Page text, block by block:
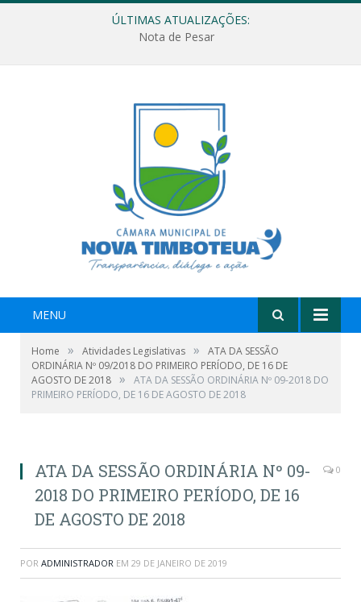
ÚLTIMAS ATUALIZAÇÕES:
Nota de Pesar
MENU
Home » Atividades Legislativas »
ATA DA SESSÃO
ORDINÁRIA Nº 09/2018 DO PRIMEIRO PERÍODO, DE 16 DE
AGOSTO DE 2018 »
ATA DA SESSÃO ORDINÁRIA Nº 09-2018 DO
PRIMEIRO PERÍODO, DE 16 DE AGOSTO DE 2018
ATA DA SESSÃO ORDINÁRIA Nº 09-
2018 DO PRIMEIRO PERÍODO, DE 16
DE AGOSTO DE 2018
0
POR ADMINISTRADOR EM 29 DE JANEIRO DE 2019